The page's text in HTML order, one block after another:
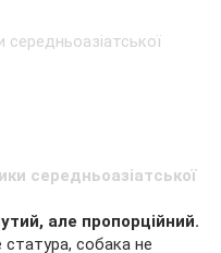
але пропорційний.
собака не